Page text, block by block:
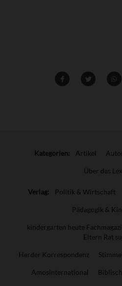
InfosKategorien: Artikel
Über das
Verlag: Politik & Wirtschaft
Pädagogik &
kindergarten heute
Eltern Rat
Herder Korrespondenz
Amosinternational